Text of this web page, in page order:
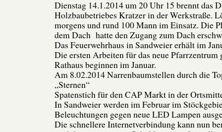
Dienstag 14.1.2014 um 20 Uhr 15 brennt das
Holzbaubetriebes Kratzer in der Werkstraße.
morgens und rund 100 Mann im Einsatz. Die
dem Dach hatte den Zugang zum Dach
Das Feuerwehrhaus in Sandweier erhält im
Die ersten Arbeiten für das neue Pfarrzentrum
Rathaus beginnen im Januar.
Am 8.02.2014 Narrenbaumstellen durch die
„Sternen“
Spatenstich für den CAP Markt in der
In Sandweier werden im Februar im
Beleuchtungen gegen neue LED Lampen
Die schnellere Internetverbindung kann nun